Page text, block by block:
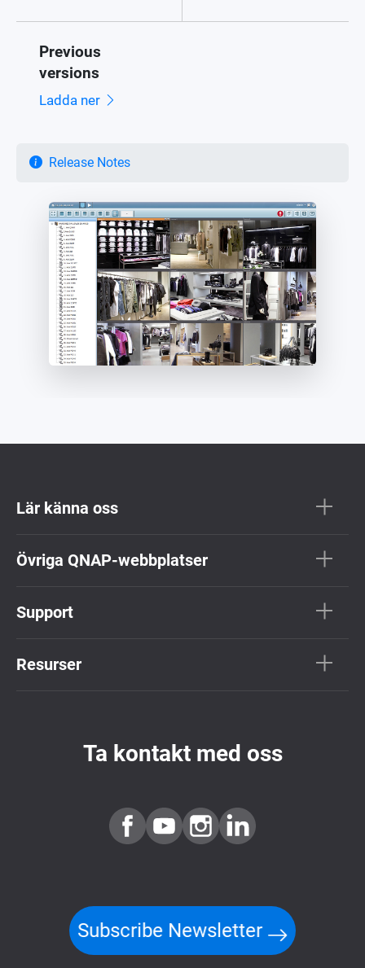
Previous
versions
Ladda ner
Release Notes
Lär känna oss
Övriga QNAP-webbplatser
Support
Resurser
Ta kontakt med oss
Subscribe Newsletter